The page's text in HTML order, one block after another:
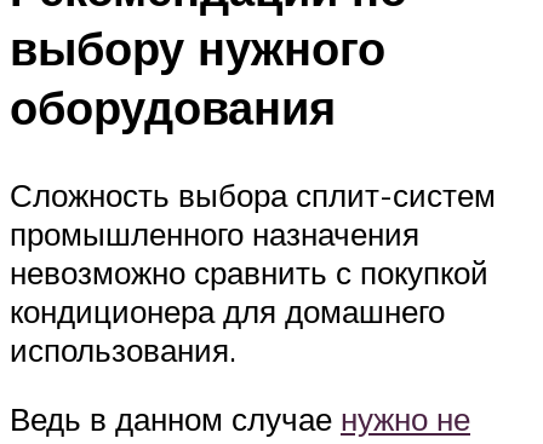
выбору нужного
оборудования
Сложность выбора сплит-систем
промышленного назначения
невозможно сравнить с покупкой
кондиционера для домашнего
использования.
Ведь в данном случае нужно не